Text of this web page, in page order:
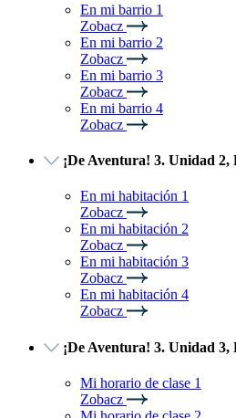
En mi barrio 1
Zobacz
En mi barrio 2
Zobacz
En mi barrio 3
Zobacz
En mi barrio 4
Zobacz
¡De Aventura! 3. Unidad 2,
En mi habitación 1
Zobacz
En mi habitación 2
Zobacz
En mi habitación 3
Zobacz
En mi habitación 4
Zobacz
¡De Aventura! 3. Unidad 3,
Mi horario de clase 1
Zobacz